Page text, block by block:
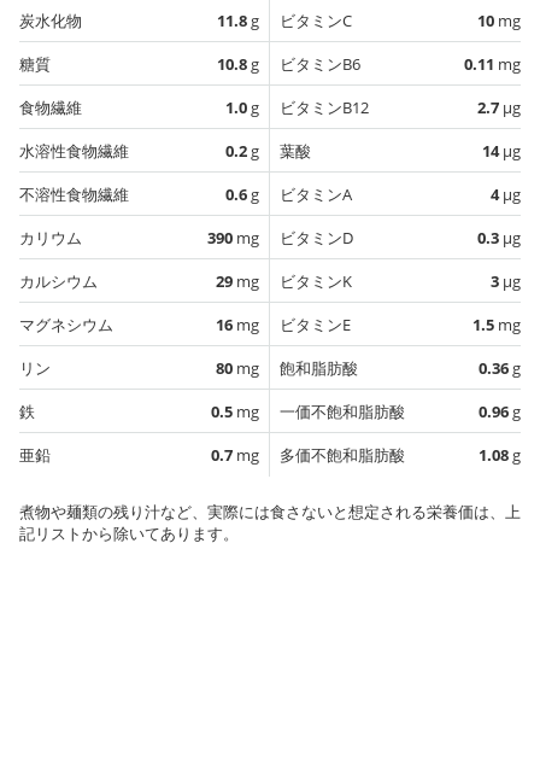
炭水化物
11.8g
糖質
10.8g
食物繊維
1.0g
水溶性食物繊維
0.2g
不溶性食物繊維
0.6g
カリウム
390 mg
カルシウム
29 mg
マグネシウム
16 mg
リン
80 mg
鉄
0.5 mg
亜鉛
0.7 mg
ビタミンC
10 mg
ビタミンB6
0.11 mg
ビタミンB12
2.7 µg
葉酸
14µg
ビタミンA
4µg
ビタミンD
0.3 µg
ビタミンK
3 µg
ビタミンE
1.5 mg
飽和脂肪酸
0.36g
一価不飽和脂肪酸
0.96g
多価不飽和脂肪酸
1.08g
煮物や麺類の残り汁など、実際には食さないと想定される栄養価は、上
記リストから除いてあります。